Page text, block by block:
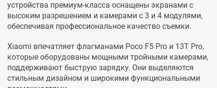
устройства премиум-класса оснащены экранами с
высоким разрешением и камерами с 3 и 4 модулями,
обеспечивая профессиональное качество съемки.
Xiaomi впечатляет флагманами Poco F5 Pro и 13T Pro,
которые оборудованы мощными тройными камерами,
поддерживают быструю зарядку. Они выделяются
стильным дизайном и широкими функциональными